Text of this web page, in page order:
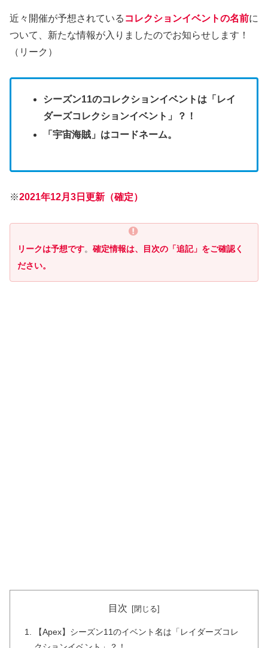
近々開催が予想されている コレクションイベントの名前に
ついて、新たな情報が入りましたのでお知らせします！
（リーク）
シーズン11のコレクションイベントは「レイ
ダーズコレクションイベント」？！
「宇宙海賊」はコードネーム。
※2021年12月3日更新（確定）
リークは予想です。 確定情報は、目次の「追記」をご確認く
ださい。
目次
【Apex】シーズン11のイベント名は「レイダーズコレ